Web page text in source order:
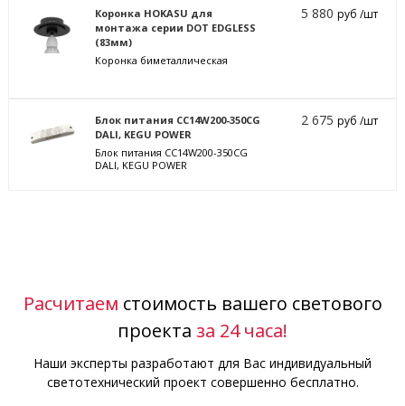
Коронка HOKASU для
монтажа серии DOT EDGLESS
(83мм)
Коронка биметаллическая
5 880руб /шт
Блок питания CC14W200-350CG
DALI, KEGU POWER
Блок питания CC14W200-350CG
DALI, KEGU POWER
2 675руб /шт
Расчитаем стоимость вашего светового
проекта за 24 часа!
Наши эксперты разработают для Вас индивидуальный
светотехнический проект совершенно бесплатно.